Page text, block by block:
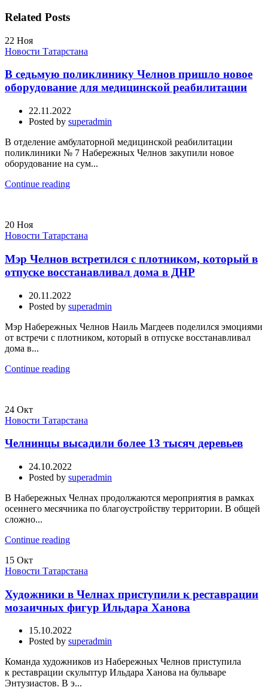
Related Posts
22 Ноя
Новости Татарстана
В седьмую поликлинику Челнов пришло новое
оборудование для медицинской реабилитации
22.11.2022
Posted by superadmin
В отделение амбулаторной медицинской реабилитации
поликлиники № 7 Набережных Челнов закупили новое
оборудование на сум...
Continue reading
20 Ноя
Новости Татарстана
Мэр Челнов встретился с плотником, который в
отпуске восстанавливал дома в ДНР
20.11.2022
Posted by superadmin
Мэр Набережных Челнов Наиль Магдеев поделился эмоциями
от встречи с плотником, который в отпуске восстанавливал
дома в...
Continue reading
24 Окт
Новости Татарстана
Челнинцы высадили более 13 тысяч деревьев
24.10.2022
Posted by superadmin
В Набережных Челнах продолжаются мероприятия в рамках
осеннего месячника по благоустройству территории. В общей
сложно...
Continue reading
15 Окт
Новости Татарстана
Художники в Челнах приступили к реставрации
мозаичных фигур Ильдара Ханова
15.10.2022
Posted by superadmin
Команда художников из Набережных Челнов приступила
к реставрации скульптур Ильдара Ханова на бульваре
Энтузиастов. В э...